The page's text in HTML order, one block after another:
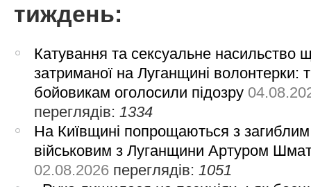
тиждень:
Катування та сексуальне насильство
затриманої на Луганщині волонтерки:
бойовикам оголосили підозру
переглядів:1334
На Київщині попрощаються з загиблим
військовим з Луганщини Артуром
02.08.2026 переглядів:1051